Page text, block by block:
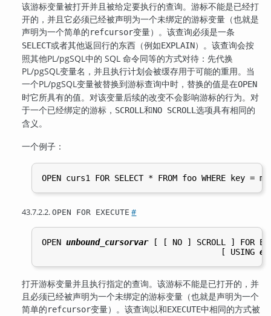
该游标变量被打开并且被给定要执行的查询。游标不能是已经打
开的，并且它必须已经被声明为一个未绑定的游标变量（也就是
声明为一个简单的refcursor变量）。该查询必须是一条
SELECT或者其他返回行的东西（例如EXPLAIN）。该查询会按
照其他PL/pgSQL中的 SQL 命令同等的方式对待：先代换
PL/pgSQL变量名，并且执行计划会被缓存用于可能的重用。当
一个PL/pgSQL变量被替换到游标查询中时，替换的值是在OPEN
时它所具有的值。对该变量后续的改变不会影响游标的行为。对
于一个已经绑定的游标， SCROLL和NO SCROLL选项具有相同的
含义。
一个例子：
43.7.2.2.OPEN FOR EXECUTE #
OPEN unbound_cursorvar [ [ NO ] SCROLL ] FOR
                                     [
USING
打开游标变量并且执行指定的查询。该游标不能是已打开的，并
且必须已经被声明为一个未绑定的游标变量（也就是声明为一个
简单的refcursor变量）。该查询以和EXECUTE中相同的方式被